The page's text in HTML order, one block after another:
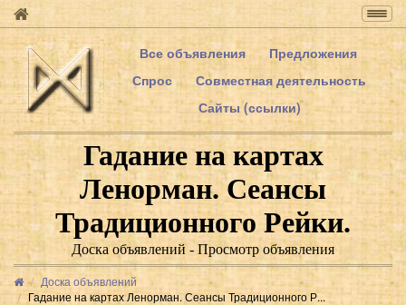
Все объявления
Предложения
Спрос
Совместная деятельность
Сайты (ссылки)
Гадание на картах
Ленорман. Сеансы
Традиционного Рейки.
Доска объявлений - Просмотр объявления
Доска объявлений
Гадание на картах Ленорман. Сеансы Традиционного Р...